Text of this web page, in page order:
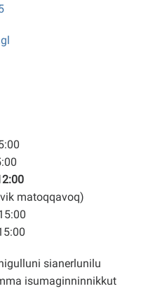
matoqqavoq)
sianerlunilu
isumaginninnikkut